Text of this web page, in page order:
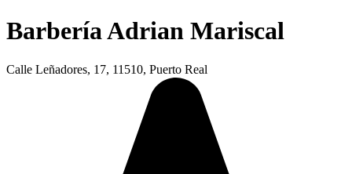
Barbería Adrian Mariscal
Calle Leñadores, 17, 11510, Puerto Real